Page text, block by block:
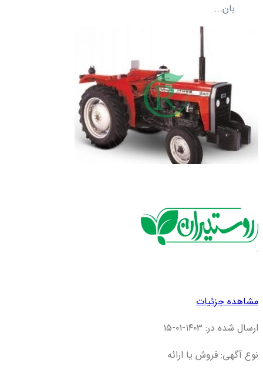
بان...
مشاهده جزئیات
ارسال شده در: ۱۴۰۳-۰۱-۱۵
نوع آگهی: فروش یا ارائه